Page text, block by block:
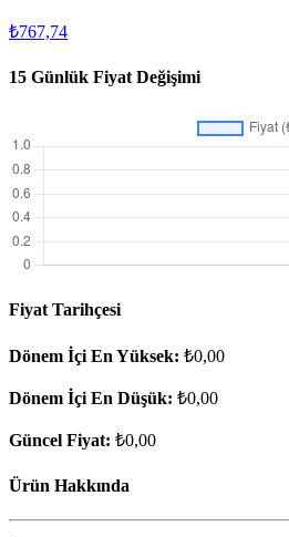
₺767,74
15 Günlük Fiyat Değişimi
Fiyat Tarihçesi
Dönem İçi En Yüksek: ₺0,00
Dönem İçi En Düşük: ₺0,00
Güncel Fiyat: ₺0,00
Ürün Hakkında